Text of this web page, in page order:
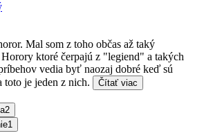
Mal som z toho občas až taký
ktoré čerpajú z "legiend" a takých
vedia byť naozaj dobré keď sú
toto je jeden z nich.
Čítať viac
2
1